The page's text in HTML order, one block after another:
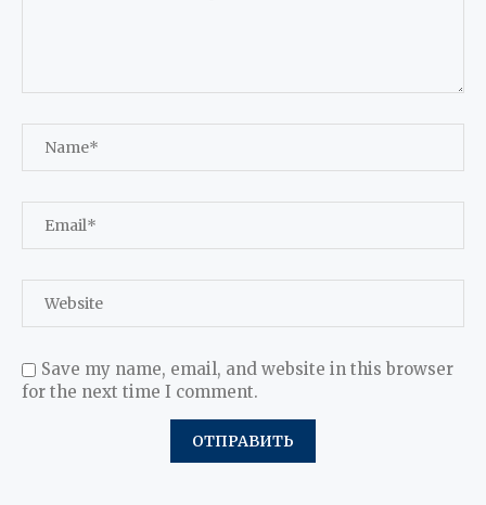
Save my name, email, and website in this browser
for the next time I comment.